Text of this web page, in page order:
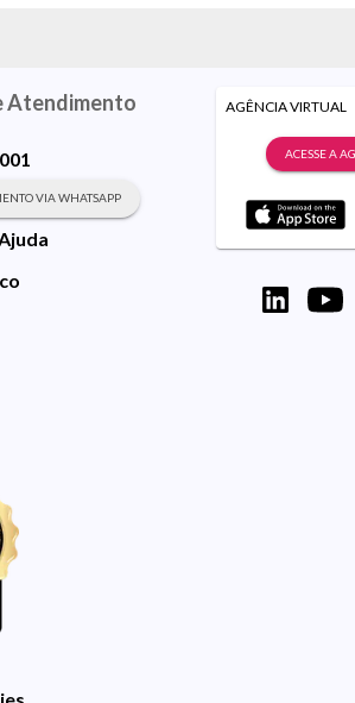
Atendimento
VIA WHATSAPP
AGÊNCIA VIRTUAL
ACESSE A